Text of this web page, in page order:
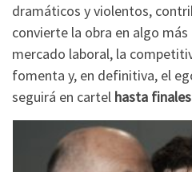
dramáticos y violentos,
convierte la obra en algo
mercado laboral, la
fomenta y, en definitiva, el
seguirá en cartel hasta